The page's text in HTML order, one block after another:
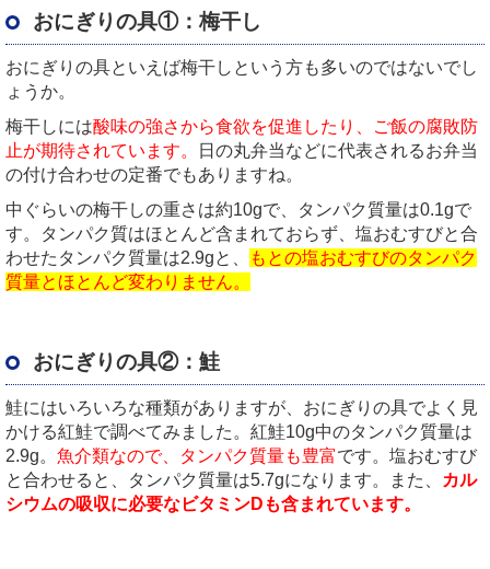
おにぎりの具①：梅干し
おにぎりの具といえば梅干しという方も多いのではないでし
ょうか。
梅干しには酸味の強さから食欲を促進したり、ご飯の腐敗防
止が期待されています。
日の丸弁当などに代表されるお弁当
の付け合わせの定番でもありますね。
中ぐらいの梅干しの重さは約10gで、タンパク質量は0.1gで
す。タンパク質はほとんど含まれておらず、塩おむすびと合
わせたタンパク質量は2.9gと、
もとの塩おむすびのタンパク
質量とほとんど変わりません。
おにぎりの具②：鮭
鮭にはいろいろな種類がありますが、おにぎりの具でよく見
かける紅鮭で調べてみました。紅鮭10g中のタンパク質量は
2.9g。 魚介類なので、タンパク質量も豊富です。塩おむすび
と合わせると、タンパク質量は5.7gになります。また、
カル
シウムの吸収に必要なビタミンDも含まれています。